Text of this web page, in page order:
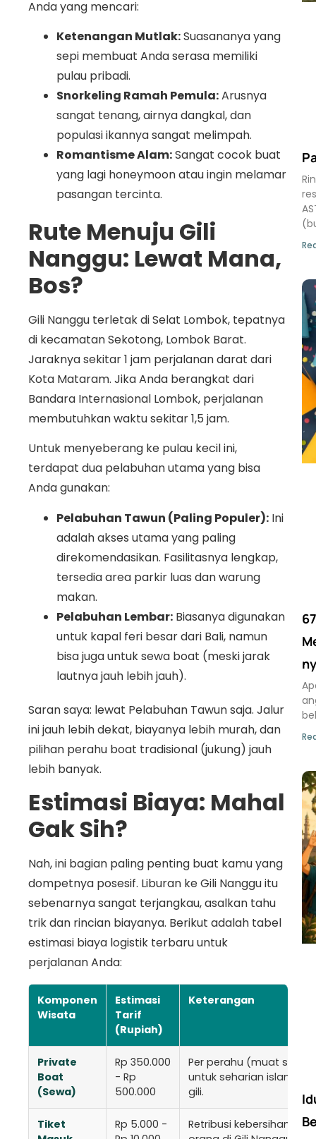
Anda yang mencari:
Ketenangan Mutlak:Suasananya yang
sepi membuat Anda serasa memiliki
pulau pribadi.
Snorkeling Ramah Pemula:Arusnya
sangat tenang, airnya dangkal, dan
populasi ikannya sangat melimpah.
Romantisme Alam:Sangat cocok buat
yang lagi honeymoon atau ingin melamar
pasangan tercinta.
Rute Menuju Gili
Nanggu: Lewat Mana,
Bos?
Gili Nanggu terletak di Selat Lombok, tepatnya
di kecamatan Sekotong, Lombok Barat.
Jaraknya sekitar 1 jam perjalanan darat dari
Kota Mataram. Jika Anda berangkat dari
Bandara Internasional Lombok, perjalanan
membutuhkan waktu sekitar 1,5 jam.
Untuk menyeberang ke pulau kecil ini,
terdapat dua pelabuhan utama yang bisa
Anda gunakan:
Pelabuhan Tawun (Paling Populer): Ini
adalah akses utama yang paling
direkomendasikan. Fasilitasnya lengkap,
tersedia area parkir luas dan warung
makan.
Pelabuhan Lembar: Biasanya digunakan
untuk kapal feri besar dari Bali, namun
bisa juga untuk sewa boat (meski jarak
lautnya jauh lebih jauh).
Saran saya: lewat Pelabuhan Tawun saja. Jalur
ini jauh lebih dekat, biayanya lebih murah, dan
pilihan perahu boat tradisional (jukung) jauh
lebih banyak.
Estimasi Biaya: Mahal
Gak Sih?
Nah, ini bagian paling penting buat kamu yang
dompetnya posesif. Liburan ke Gili Nanggu itu
sebenarnya sangat terjangkau, asalkan tahu
trik dan rincian biayanya. Berikut adalah tabel
estimasi biaya logistik terbaru untuk
perjalanan Anda:
Komponen
Wisata
Estimasi
Tarif
(Rupiah)
Keterangan
Private
Boat
(Sewa)
Rp 350.000
- Rp
500.000
Per perahu (muat s.d 10
untuk seharian island
gili.
Tiket
Rp 5.000 -
Retribusi kebersihan